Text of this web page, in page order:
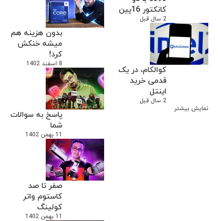
بدون هزینه هم
میشه خنکش
کرد!
8 اسفند 1402
پاسخ به سوالات
شما
11 بهمن 1402
صفر تا صد
کاستوم واتر
کولینگ
11 بهمن 1402
کانکتور 16پین
2 سال قبل
کوالکام، در یک
قدمی خرید
اینتل
2 سال قبل
نمایش بیشتر